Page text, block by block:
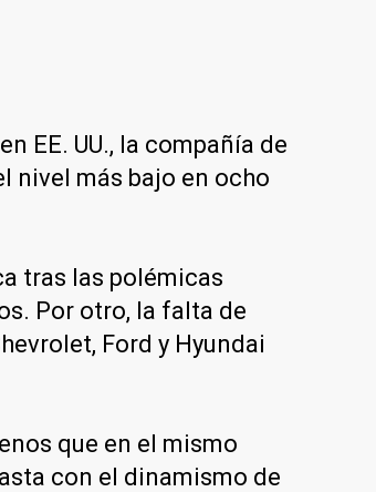
EE. UU., la compañía de
nivel más bajo en ocho
tras las polémicas
Por otro, la falta de
Ford y Hyundai
que en el mismo
con el dinamismo de